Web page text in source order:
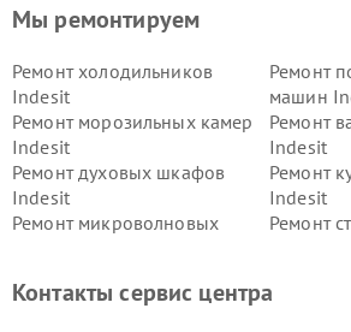
Мы ремонтируем
Ремонт холодильников
Indesit
Ремонт
машин
Ремонт морозильных камер
Indesit
Ремонт
Indesit
Ремонт духовых шкафов
Indesit
Ремонт
Indesit
Ремонт микроволновых
Ремонт
Indesit
Indesit
Контакты сервис центра